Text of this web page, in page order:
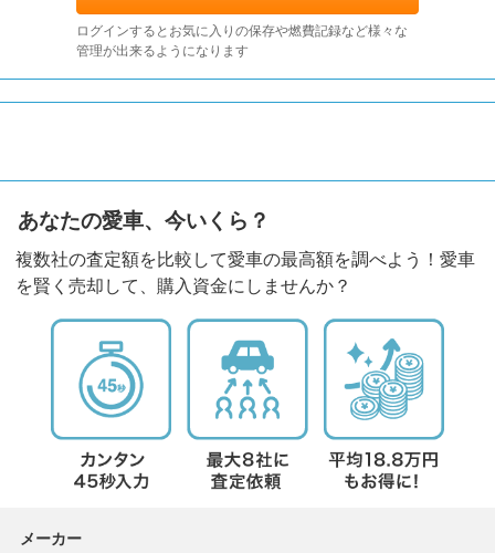
ログインするとお気に入りの保存や燃費記録など様々な
管理が出来るようになります
あなたの愛車、今いくら？
複数社の査定額を比較して愛車の最高額を調べよう！愛車
を賢く売却して、購入資金にしませんか？
メーカー